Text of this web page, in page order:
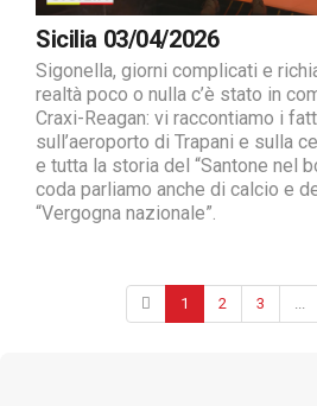
Sicilia 03/04/2026
Sigonella, giorni complicati e
realtà poco o nulla c’è stato in
Craxi-Reagan: vi raccontiamo i
sull’aeroporto di Trapani e sulla
e tutta la storia del “Santone nel
coda parliamo anche di calcio e
“Vergogna nazionale”.
1 2 3